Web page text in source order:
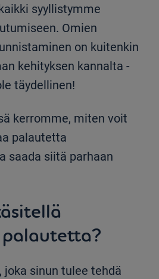
syyllistymme
Omien
on kuitenkin
kehityksen kannalta -
täydellinen!
kerromme, miten voit
palautetta
saada siitä parhaan
joka sinun tulee tehdä